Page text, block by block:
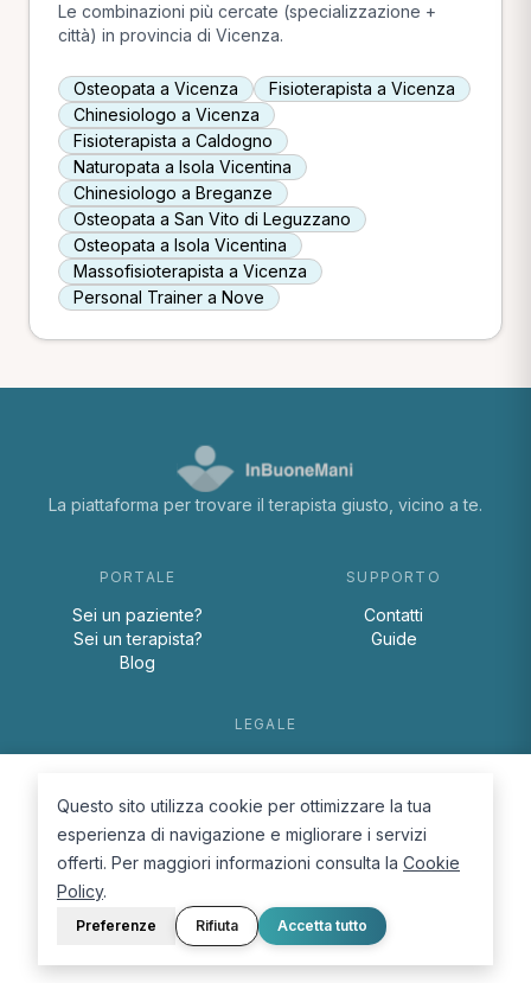
Le combinazioni più cercate (specializzazione +
città) in provincia di Vicenza.
Osteopata a Vicenza
Fisioterapista a Vicenza
Chinesiologo a Vicenza
Fisioterapista a Caldogno
Naturopata a Isola Vicentina
Chinesiologo a Breganze
Osteopata a San Vito di Leguzzano
Osteopata a Isola Vicentina
Massofisioterapista a Vicenza
Personal Trainer a Nove
La piattaforma per trovare il terapista giusto, vicino a te.
PORTALE
Sei un paziente?
Sei un terapista?
Blog
SUPPORTO
Contatti
Guide
LEGALE
Cookie Policy
© 2026 D.Lab S.r.l. — InBuoneMani
Questo sito utilizza cookie per ottimizzare la tua
esperienza di navigazione e migliorare i servizi
offerti. Per maggiori informazioni consulta la Cookie
Policy.
Preferenze Rifiuta Accetta tutto